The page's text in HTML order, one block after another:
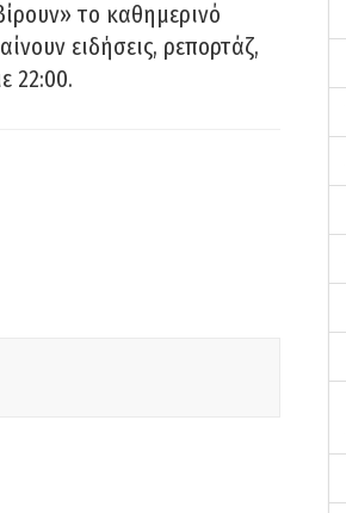
το καθημερινό
ειδήσεις, ρεπορτάζ,
22:00.